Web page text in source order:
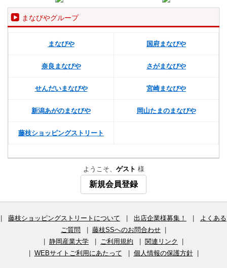
まなびやグループ
まなびや 国府まなびや
奈良まなびや さがまなびや
せんだいまなびや 宮崎まなびや
新潟あがのまなびや 岡山たまのまなびや
藤枝ショッピングストリート
ようこそ、 ゲスト 様
新規会員登録
藤枝ショッピングストリートについて 出店企業様募集！
よくある
ご質問
藤枝SSへのお問合わせ
静岡産業大学 ご利用規約 関連リンク
WEBサイトご利用にあたって 個人情報の保護方針|